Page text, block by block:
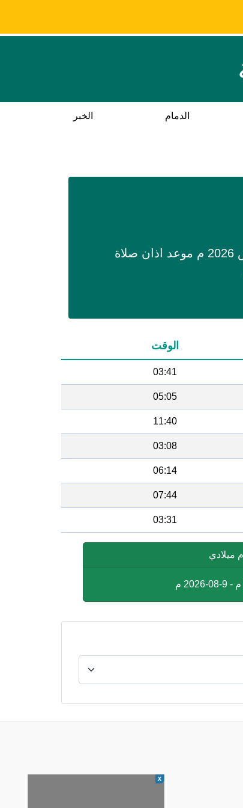
الدمام الخبر
مواقيت الصلاة في تبوك حسب تقويم ام القري اليوم الأحد 26 صفر 1448هـ الموافق 9 أغسطس 2026 م موعد اذان صلاة
الوقت
03:41
05:05
11:40
03:08
06:14
07:44
03:31
ميلادي
X